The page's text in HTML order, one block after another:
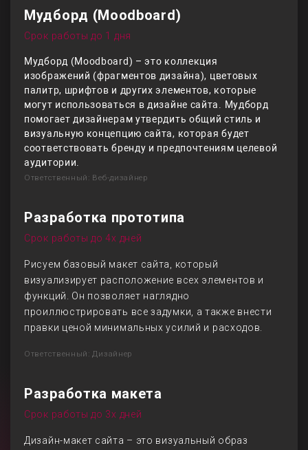
Мудборд (Moodboard)
Срок работы до 1 дня
Мудборд (Moodboard) – это коллекция
изображений (фрагментов дизайна), цветовых
палитр, шрифтов и других элементов, которые
могут использоваться в дизайне сайта. Мудборд
помогает дизайнерам утвердить общий стиль и
визуальную концепцию сайта, которая будет
соответствовать бренду и предпочтениям целевой
аудитории.
Ответственный: Веб-дизайнер
Разработка прототипа
Срок работы до 4х дней
Рисуем базовый макет сайта, который
визуализирует расположение всех элементов и
функций. Он позволяет наглядно
проиллюстрировать все задумки, а также внести
правки ценой минимальных усилий и расходов.
Ответственный: Дизайнер
Разработка макета
Срок работы до 3х дней
Дизайн-макет сайта – это визуальный образ